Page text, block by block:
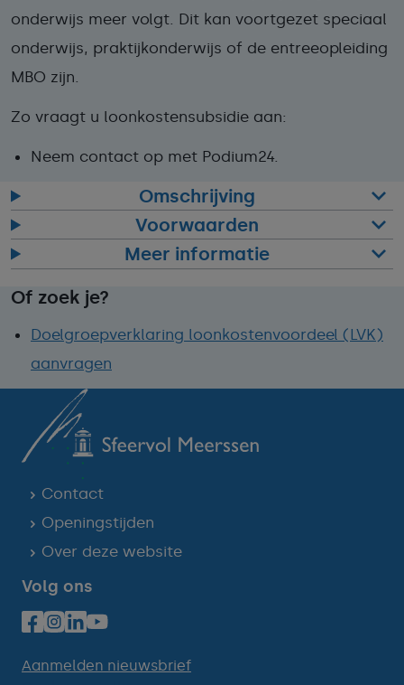
onderwijs meer volgt. Dit kan voortgezet speciaal
onderwijs, praktijkonderwijs of de entreeopleiding
MBO zijn.
Zo vraagt u loonkostensubsidie aan:
Neem contact op met Podium24.
Omschrijving
Voorwaarden
Meer informatie
Of zoek je?
Doelgroepverklaring loonkostenvoordeel (LVK)
aanvragen
Contact
Openingstijden
Over deze website
Volg ons
Aanmelden nieuwsbrief